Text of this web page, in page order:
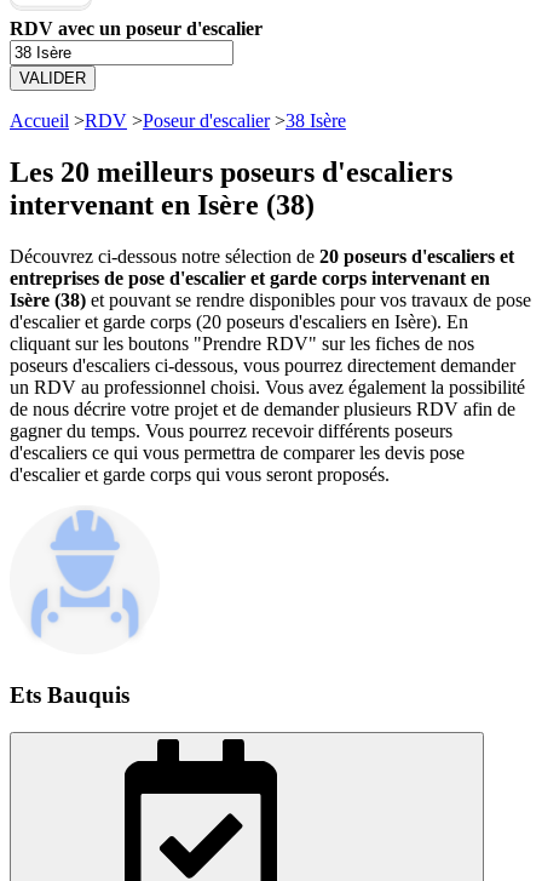
RDV avec un poseur d'escalier
VALIDER
Accueil >RDV >Poseur d'escalier>38 Isère
Les 20 meilleurs poseurs d'escaliers
intervenant en Isère (38)
Découvrez ci-dessous notre sélection de 20 poseurs d'escaliers et
entreprises de pose d'escalier et garde corps intervenant en
Isère (38) et pouvant se rendre disponibles pour vos travaux de pose
d'escalier et garde corps (20 poseurs d'escaliers en Isère). En
cliquant sur les boutons "Prendre RDV" sur les fiches de nos
poseurs d'escaliers ci-dessous, vous pourrez directement demander
un RDV au professionnel choisi. Vous avez également la possibilité
de nous décrire votre projet et de demander plusieurs RDV afin de
gagner du temps. Vous pourrez recevoir différents poseurs
d'escaliers ce qui vous permettra de comparer les devis pose
d'escalier et garde corps qui vous seront proposés.
Ets Bauquis